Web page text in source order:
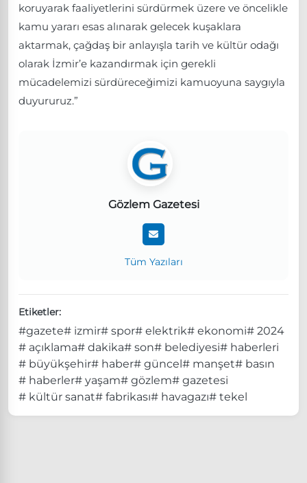
koruyarak faaliyetlerini sürdürmek üzere ve öncelikle
kamu yararı esas alınarak gelecek kuşaklara
aktarmak, çağdaş bir anlayışla tarih ve kültür odağı
olarak İzmir’e kazandırmak için gerekli
mücadelemizi sürdüreceğimizi kamuoyuna saygıyla
duyururuz.”
Gözlem Gazetesi
Tüm Yazıları
Etiketler:
#gazete# izmir# spor# elektrik# ekonomi# 2024
# açıklama# dakika# son# belediyesi# haberleri
# büyükşehir# haber# güncel# manşet# basın
# haberler# yaşam# gözlem# gazetesi
# kültür sanat# fabrikası# havagazı# tekel